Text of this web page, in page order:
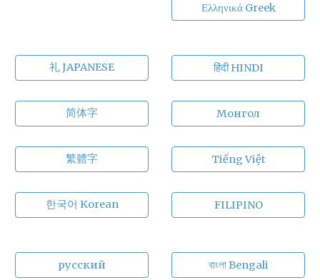
Ελληνικά Greek
礼 JAPANESE
简体字
繁軆字
한국어 Korean
हिंदी HINDI
Монгол
Tiếng Việt
FILIPINO
русский বাংলা Bengali